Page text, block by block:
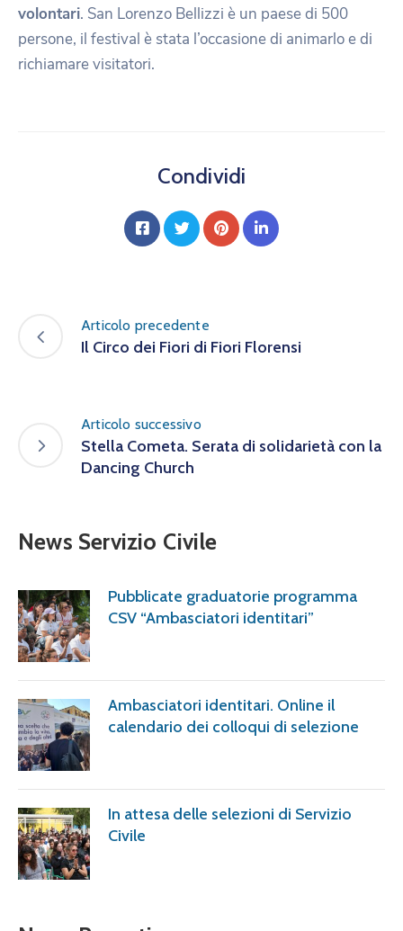
volontari. San Lorenzo Bellizzi è un paese di 500
persone, il festival è stata l’occasione di animarlo e di
richiamare visitatori.
Condividi
Articolo precedente
Il Circo dei Fiori di Fiori Florensi
Articolo successivo
Stella Cometa. Serata di solidarietà con la
Dancing Church
News Servizio Civile
Pubblicate graduatorie programma
CSV “Ambasciatori identitari”
Ambasciatori identitari. Online il
calendario dei colloqui di selezione
In attesa delle selezioni di Servizio
Civile